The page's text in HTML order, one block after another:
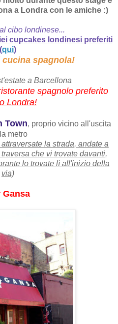
a Londra con le amiche :)
cibo londinese...
cupcakes londinesi preferiti
(qui)
cucina spagnola!
a Barcellona
spagnolo preferito
Londra!
Town, proprio vicino all'uscita
metro
la strada, andate a
che vi trovate davanti,
lo trovate lì all'inizio della
via)
Gansa